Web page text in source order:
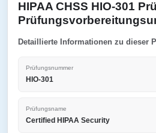
HIPAA CHSS HIO-301
Detaillierte Informationen zu dieser
Prüfungsnummer
HIO-301
Prüfungsname
Certified HIPAA Security